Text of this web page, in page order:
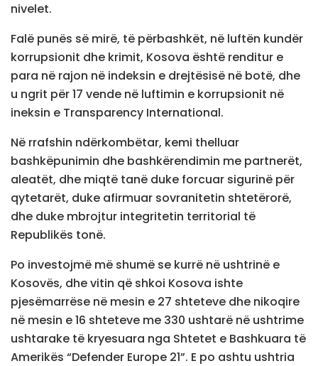
nivelet.
Falë punës së mirë, të përbashkët, në luftën kundër
korrupsionit dhe krimit, Kosova është renditur e
para në rajon në indeksin e drejtësisë në botë, dhe
u ngrit për 17 vende në luftimin e korrupsionit në
ineksin e Transparency International.
Në rrafshin ndërkombëtar, kemi thelluar
bashkëpunimin dhe bashkërendimin me partnerët,
aleatët, dhe miqtë tanë duke forcuar sigurinë për
qytetarët, duke afirmuar sovranitetin shtetërorë,
dhe duke mbrojtur integritetin territorial të
Republikës tonë.
Po investojmë më shumë se kurrë në ushtrinë e
Kosovës, dhe vitin që shkoi Kosova ishte
pjesëmarrëse në mesin e 27 shteteve dhe nikoqire
në mesin e 16 shteteve me 330 ushtarë në ushtrime
ushtarake të kryesuara nga Shtetet e Bashkuara të
Amerikës “Defender Europe 21”. E po ashtu ushtria